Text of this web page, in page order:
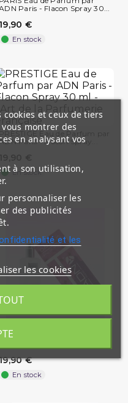
Paris - Flacon Spray 30...
19,90 €
En stock
PRESTIGE Eau de Parfum par
Paris - Flacon Spray...
En stock
Eau de Parfum par
€
En stock
et ceux de tiers
montrer des
en analysant vos
à son utilisation,
personnaliser les
des publicités
et les
les cookies